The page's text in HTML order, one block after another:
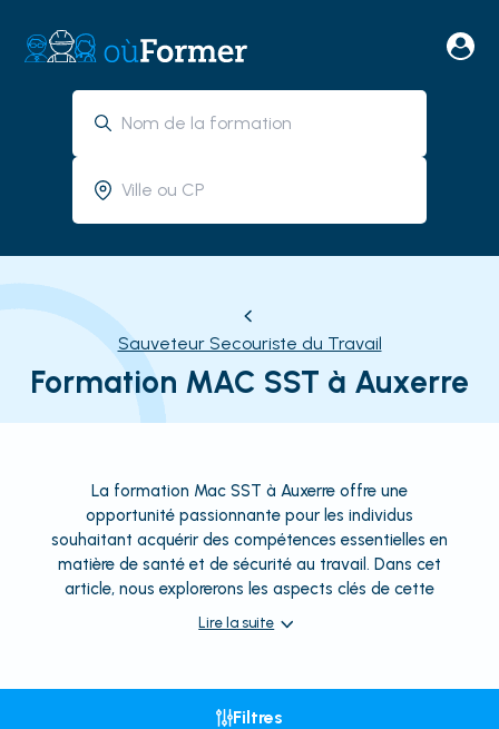
Sauveteur Secouriste du Travail
Formation MAC SST à Auxerre
La formation Mac SST à Auxerre offre une
opportunité passionnante pour les individus
souhaitant acquérir des compétences essentielles en
matière de santé et de sécurité au travail. Dans cet
article, nous explorerons les aspects clés de cette
Lire la suite
Filtres